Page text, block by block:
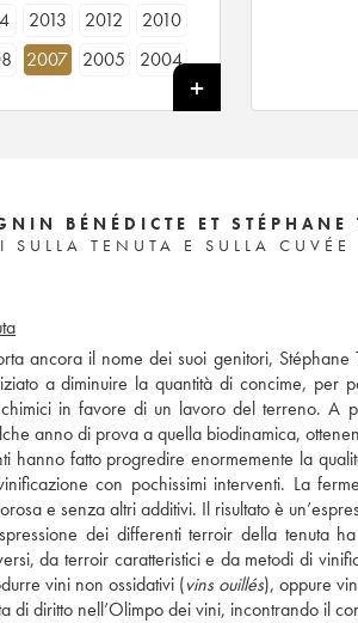
2013 2012
2010
2007 2005
2004
BÉNÉDICTE ET STÉPHANE
TENUTA E SULLA CUVÉE
ancora il nome dei suoi genitori,
a diminuire la quantità di concime, per
chimici in favore di un lavoro del terreno.
anno di prova a quella biodinamica,
hanno fatto progredire enormemente la
con pochissimi interventi. La
e senza altri additivi. Il risultato è
dei differenti terroir della tenuta
da terroir caratteristici e da metodi di
vini non ossidativi (vins ouillés), oppure
di diritto nell’Olimpo dei vini, incontrando il